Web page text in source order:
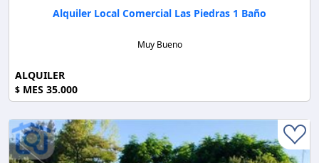
Alquiler Local Comercial Las Piedras 1 Baño
Muy Bueno
ALQUILER
$ MES 35.000